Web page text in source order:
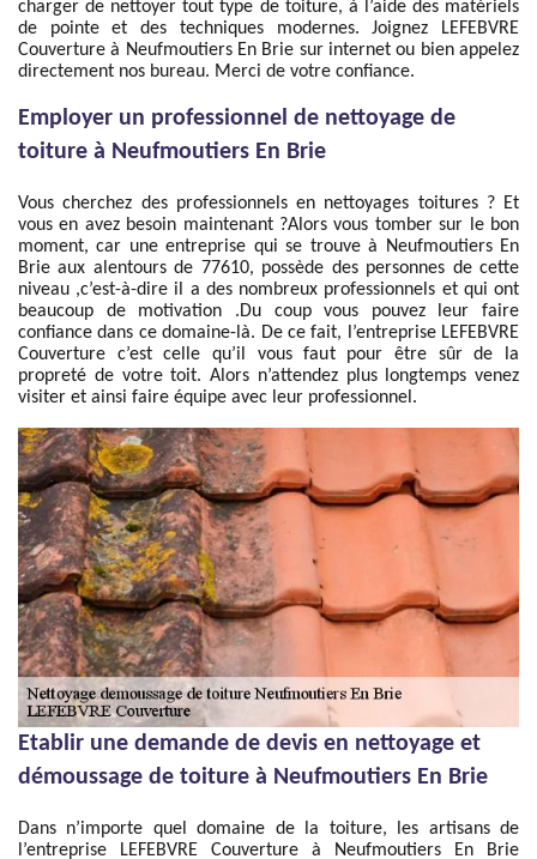
charger de nettoyer tout type de toiture, à l’aide des matériels
de pointe et des techniques modernes. Joignez LEFEBVRE
Couverture à Neufmoutiers En Brie sur internet ou bien appelez
directement nos bureau. Merci de votre confiance.
Employer un professionnel de nettoyage de
toiture à Neufmoutiers En Brie
Vous cherchez des professionnels en nettoyages toitures ? Et
vous en avez besoin maintenant ?Alors vous tomber sur le bon
moment, car une entreprise qui se trouve à Neufmoutiers En
Brie aux alentours de 77610, possède des personnes de cette
niveau ,c’est-à-dire il a des nombreux professionnels et qui ont
beaucoup de motivation .Du coup vous pouvez leur faire
confiance dans ce domaine-là. De ce fait, l’entreprise LEFEBVRE
Couverture c’est celle qu’il vous faut pour être sûr de la
propreté de votre toit. Alors n’attendez plus longtemps venez
visiter et ainsi faire équipe avec leur professionnel.
Etablir une demande de devis en nettoyage et
démoussage de toiture à Neufmoutiers En Brie
Dans n’importe quel domaine de la toiture, les artisans de
l’entreprise LEFEBVRE Couverture à Neufmoutiers En Brie